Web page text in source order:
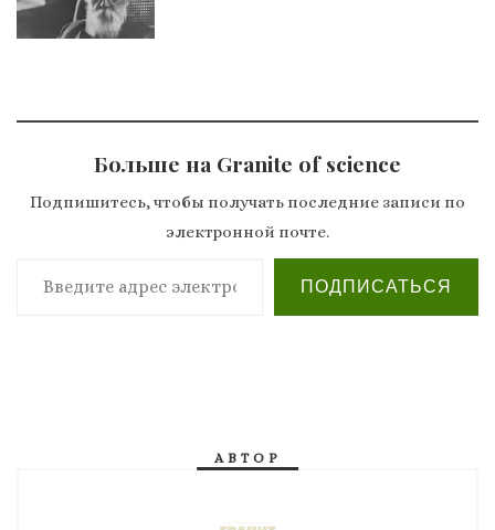
Больше на Granite of science
Подпишитесь, чтобы получать последние записи по
электронной почте.
Введите адрес электронной почты…
ПОДПИСАТЬСЯ
АВТОР